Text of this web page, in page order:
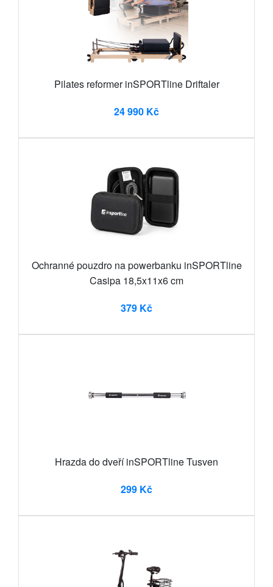
Pilates reformer inSPORTline Driftaler
24 990 Kč
Ochranné pouzdro na powerbanku inSPORTline
Casipa 18,5x11x6 cm
379 Kč
Hrazda do dveří inSPORTline Tusven
299 Kč